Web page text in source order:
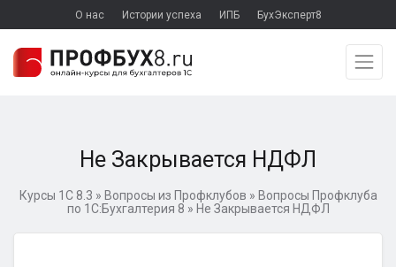
О нас Истории успеха ИПБ БухЭксперт8
Не Закрывается НДФЛ
Курсы 1С 8.3 » Вопросы из Профклубов » Вопросы Профклуба
по 1С:Бухгалтерия 8 » Не Закрывается НДФЛ